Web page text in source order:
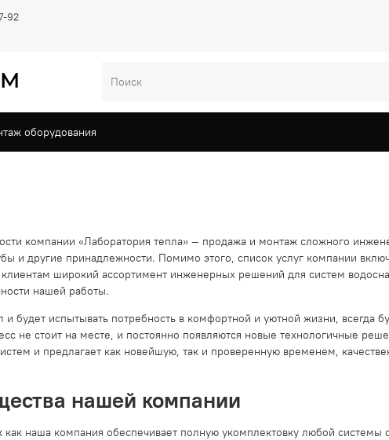
92
оборудования
компании «Лаборатория тепла» — продажа и монтаж сложного
и другие принадлежности. Помимо этого, список услуг компании
широкий ассортимент инженерных решений для систем
нашей работы.
и будет испытывать потребность в комфортной и уютной жизни,
не стоит на месте, и постоянно появляются новые технологичные
и предлагает как новейшую, так и проверенную временем,
нашей компании
как наша компания обеспечивает полную укомплектовку любой